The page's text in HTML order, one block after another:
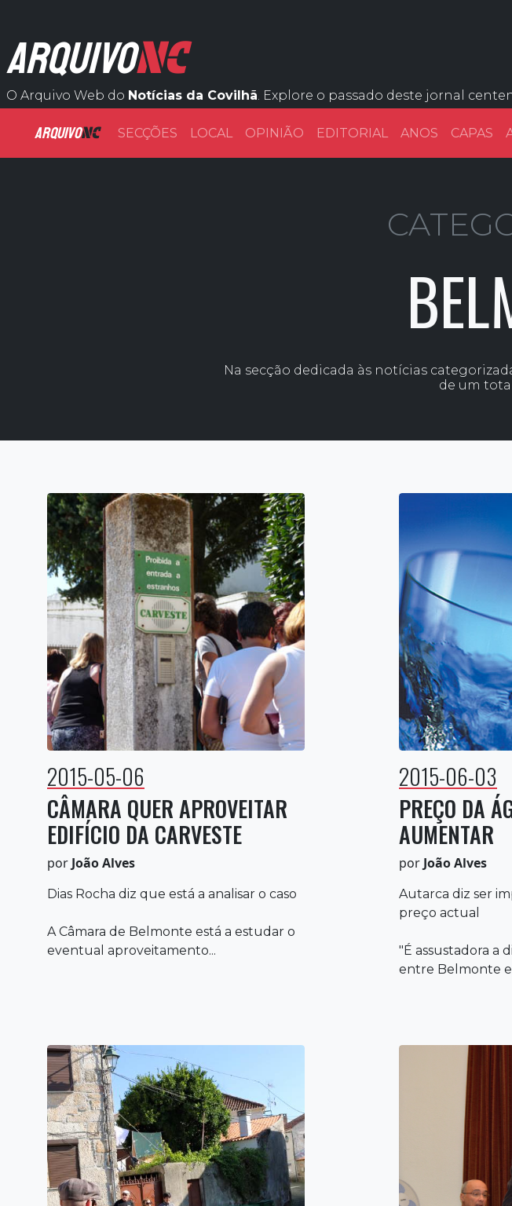
ARQUIVONC
O Arquivo Web do Notícias da Covilhã. Explore o passado deste jornal
ARQUIVONC SECÇÕES LOCAL OPINIÃO EDITORIAL ANOS CAPAS
Na secção dedicada às notícias
de um
2015-05-06
CÂMARA QUER APROVEITAR
EDIFÍCIO DA CARVESTE
por João Alves
Dias Rocha diz que está a analisar o caso
A Câmara de Belmonte está a estudar o
eventual aproveitamento...
2015-06-03
PREÇO DA
AUMENTAR
por João Alves
Autarca diz ser
preço actual
"É assustadora a
entre Belmonte